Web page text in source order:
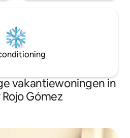
vakantiewoningen in
Gómez